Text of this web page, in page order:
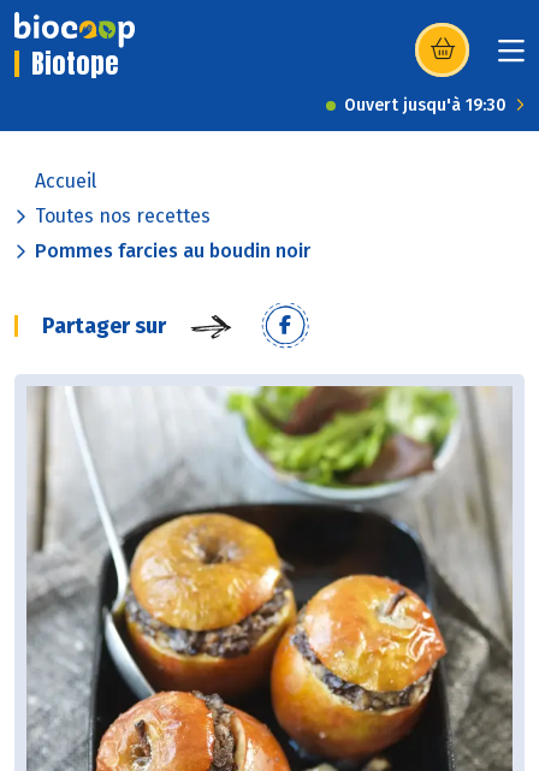
Biotope (s’ouvre dans
Ouvert jusqu'à 19:30
Accueil
Toutes nos recettes
Pommes farcies au boudin noir
Partager sur